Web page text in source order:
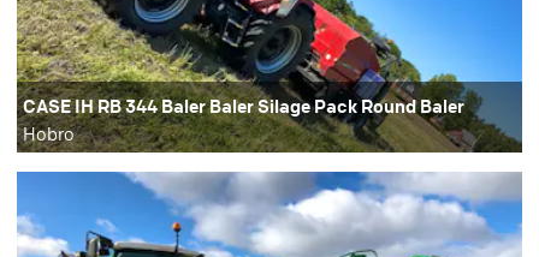
CASE IH RB 344 Baler Baler Silage Pack Round Baler
Hobro